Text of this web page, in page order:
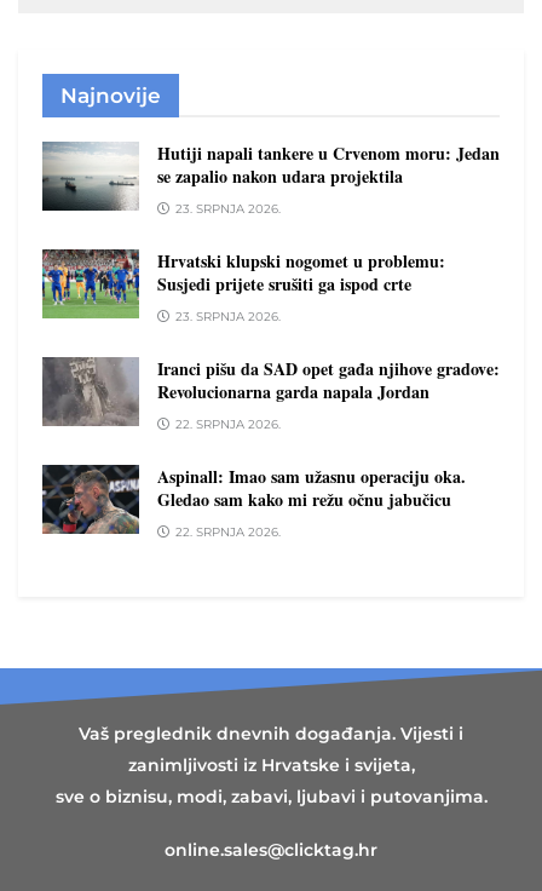
Najnovije
Hutiji napali tankere u Crvenom moru: Jedan
se zapalio nakon udara projektila
23. SRPNJA 2026.
Hrvatski klupski nogomet u problemu:
Susjedi prijete srušiti ga ispod crte
23. SRPNJA 2026.
Iranci pišu da SAD opet gađa njihove gradove:
Revolucionarna garda napala Jordan
22. SRPNJA 2026.
Aspinall: Imao sam užasnu operaciju oka.
Gledao sam kako mi režu očnu jabučicu
22. SRPNJA 2026.
Vaš preglednik dnevnih događanja. Vijesti i
zanimljivosti iz Hrvatske i svijeta,
sve o biznisu, modi, zabavi, ljubavi i putovanjima.
online.sales@clicktag.hr